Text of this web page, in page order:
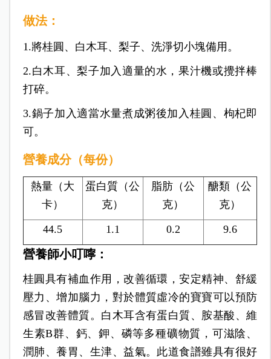
做法：
1.將桂圓、白木耳、梨子、洗淨切小塊備用。
2.白木耳、梨子加入適量的水，果汁機或攪拌棒
打碎。
3.鍋子加入適當水量煮成粥後加入桂圓、枸杞即
可。
營養成分（每份）
熱量（大
卡）
蛋白質（公
克）
脂肪（公
克）
醣類（公
克）
44.5 1.1 0.2 9.6
營養師小叮嚀：
桂圓具有補血作用，改善循環，安定精神、舒緩
壓力、增加腦力，對於體質虛冷的寶寶可以預防
感冒改善體質。白木耳含有蛋白質、胺基酸、維
生素B群、鈣、鉀、磷等多種礦物質，可滋陰、
潤肺、養胃、生津、益氣。此道食譜雖具有很好